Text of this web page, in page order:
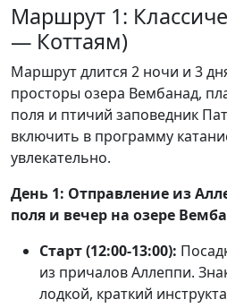
Маршрут 1:
— Коттаям)
Маршрут длится 2 ночи и 3
просторы озера Вембанад,
поля и птичий заповедник
включить в программу
увлекательно.
День 1: Отправление из
поля и вечер на озере
Старт (12:00-13:00):
из причалов Аллеппи.
лодкой, краткий